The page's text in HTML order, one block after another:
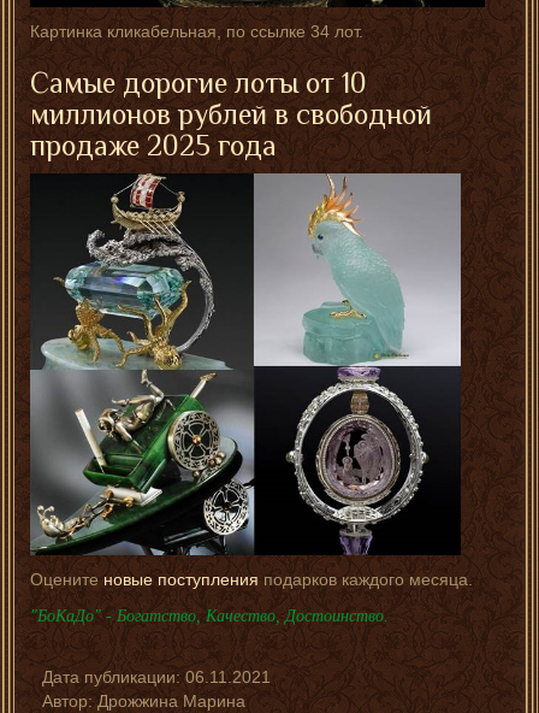
Картинка кликабельная, по ссылке 34 лот.
Самые дорогие лоты от 10
миллионов рублей в свободной
продаже 2025 года
Оценитеновые поступленияподарков каждого месяца.
"БоКаДо" - Богатство, Качество, Достоинство.
Дата публикации:06.11.2021
Автор:Дрожжина Марина